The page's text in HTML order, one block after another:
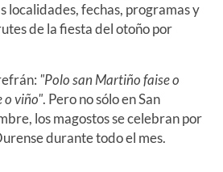
localidades, fechas, programas y
de la fiesta del otoño por
"Polo san Martiño faise o
o viño". Pero no sólo en San
los magostos se celebran por
durante todo el mes.